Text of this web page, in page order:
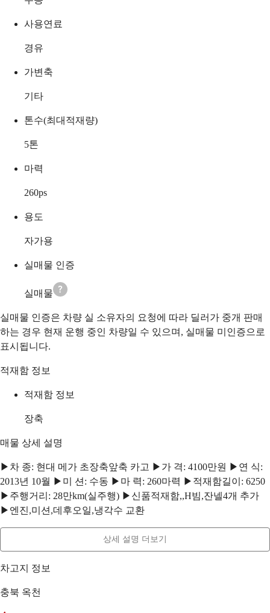
사용연료
경유
가변축
기타
톤수(최대적재량)
5톤
마력
260ps
용도
자가용
실매물 인증
실매물
실매물 인증은 차량 실 소유자의 요청에 따라 딜러가 중개 판매
하는 경우 현재 운행 중인 차량일 수 있으며, 실매물 미인증으로
표시됩니다.
적재함 정보
적재함 정보
장축
매물 상세 설명
▶차 종: 현대 메가 초장축앞축 카고 ▶가 격: 4100만원 ▶연 식:
2013년 10월 ▶미 션: 수동 ▶마 력: 260마력 ▶적재함길이: 6250
▶주행거리: 28만km(실주행) ▶신품적재함,,H빔,잔넬4개 추가
▶엔진,미션,데후오일,냉각수 교환
상세 설명 더보기
차고지 정보
충북 옥천